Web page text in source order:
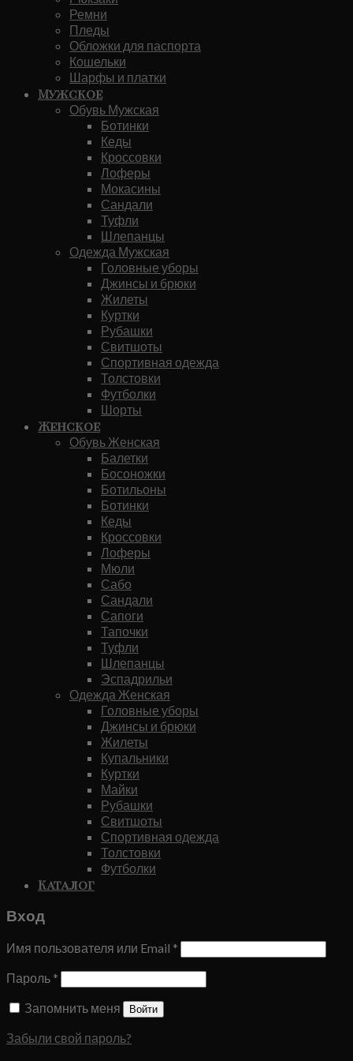
Ремни
Пледы
Обложки для паспорта
Кошельки
Шарфы и платки
Мужское
Обувь Мужская
Ботинки
Кеды
Кроссовки
Лоферы
Мокасины
Сандали
Туфли
Шлепанцы
Одежда Мужская
Головные уборы
Джинсы и брюки
Жилеты
Куртки
Рубашки
Свитшоты
Спортивная одежда
Толстовки
Футболки
Шорты
Женское
Обувь Женская
Балетки
Босоножки
Ботильоны
Ботинки
Кеды
Кроссовки
Лоферы
Мюли
Сабо
Сандали
Сапоги
Тапочки
Туфли
Шлепанцы
Эспадрильи
Одежда Женская
Головные уборы
Джинсы и брюки
Жилеты
Купальники
Куртки
Майки
Рубашки
Свитшоты
Спортивная одежда
Толстовки
Футболки
Каталог
Вход
Имя пользователя или Email *
Пароль *
Запомнить меня
Войти
Забыли свой пароль?